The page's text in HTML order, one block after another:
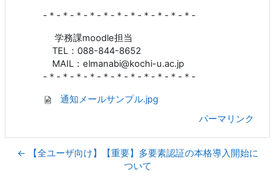
-＊-＊-＊-＊-＊-＊-＊-＊-＊-＊-＊-
学務課moodle担当
TEL：088-844-8652
MAIL：elmanabi@kochi-u.ac.jp
-＊-＊-＊-＊-＊-＊-＊-＊-＊-＊-＊-
通知メールサンプル.jpg
パーマリンク
← 【全ユーザ向け】【重要】多要素認証の本格導入開始に
ついて